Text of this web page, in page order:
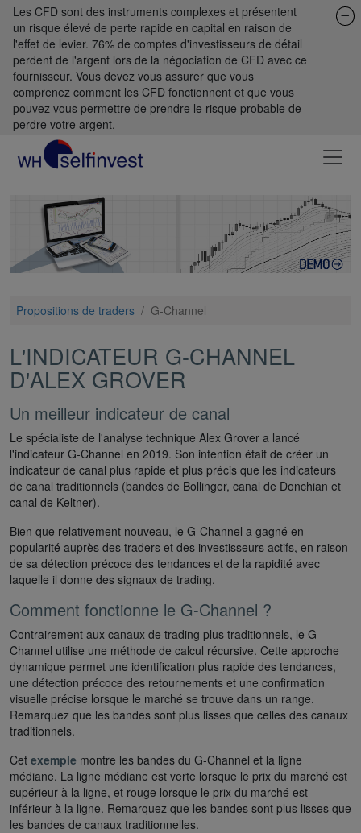
Les CFD sont des instruments complexes et présentent
un risque élevé de perte rapide en capital en raison de
l'effet de levier. 76% de comptes d'investisseurs de détail
perdent de l'argent lors de la négociation de CFD avec ce
fournisseur. Vous devez vous assurer que vous
comprenez comment les CFD fonctionnent et que vous
pouvez vous permettre de prendre le risque probable de
perdre votre argent.
Propositions de traders / G-Channel
L'INDICATEUR G-CHANNEL
D'ALEX GROVER
Un meilleur indicateur de canal
Le spécialiste de l'analyse technique Alex Grover a lancé
l'indicateur G-Channel en 2019. Son intention était de créer un
indicateur de canal plus rapide et plus précis que les indicateurs
de canal traditionnels (bandes de Bollinger, canal de Donchian et
canal de Keltner).
Bien que relativement nouveau, le G-Channel a gagné en
popularité auprès des traders et des investisseurs actifs, en raison
de sa détection précoce des tendances et de la rapidité avec
laquelle il donne des signaux de trading.
Comment fonctionne le G-Channel ?
Contrairement aux canaux de trading plus traditionnels, le G-
Channel utilise une méthode de calcul récursive. Cette approche
dynamique permet une identification plus rapide des tendances,
une détection précoce des retournements et une confirmation
visuelle précise lorsque le marché se trouve dans un range.
Remarquez que les bandes sont plus lisses que celles des canaux
traditionnels.
Cet exemple montre les bandes du G-Channel et la ligne
médiane. La ligne médiane est verte lorsque le prix du marché est
supérieur à la ligne, et rouge lorsque le prix du marché est
inférieur à la ligne. Remarquez que les bandes sont plus lisses que
les bandes de canaux traditionnelles.